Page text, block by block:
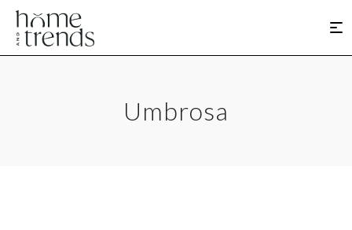
Umbrosa